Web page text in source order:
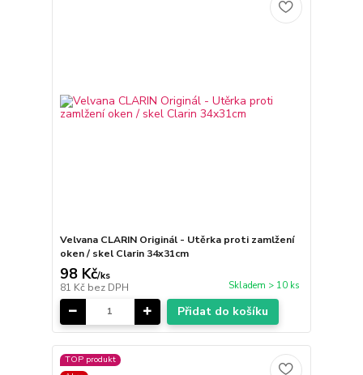
Velvana CLARIN Originál - Utěrka proti zamlžení
oken / skel Clarin 34x31cm
98 Kč/ks
81 Kč bez DPH Skladem > 10 ks
Přidat do košíku
TOP produkt